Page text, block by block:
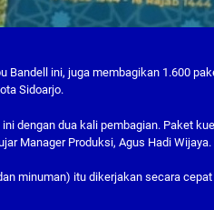
Bandell ini, juga membagikan 1.600
Sidoarjo.
dengan dua kali pembagian. Paket
Manager Produksi, Agus Hadi Wijaya.
minuman) itu dikerjakan secara